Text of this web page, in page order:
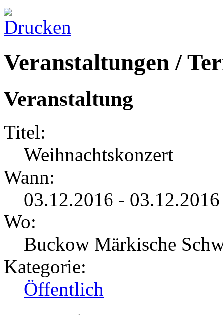
Veranstaltungen /
Veranstaltung
Titel:
Weihnachtskonzert
Wann:
03.12.2016 -
Wo:
Buckow Märkische
Kategorie:
Öffentlich